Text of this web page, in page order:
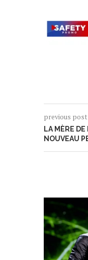
previous post
LA MÈRE
NOUVEAU